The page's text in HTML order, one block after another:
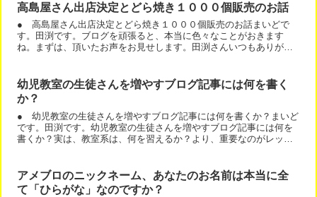
高島屋さん出店決定とどら焼き１０００個販売のお話
● 高島屋さん出店決定とどら焼き１０００個販売のお話まいどで
す。田渕です。ブログを頑張ると、本当に色々なことがおきます
ね。まずは、頂いたお声をお見せします。田渕さんいつもありがと
幼児教室の生徒さんを増やすブログ記事には何を書く
か？
● 幼児教室の生徒さんを増やすブログ記事には何を書くか？まいど
です。田渕です。幼児教室の生徒さんを増やすブログ記事には何を
書くか？実は、教室系は、何を習えるか？より、重要なのがレッス
アメブロのニックネーム、あなたのお名前は本当に全
て「ひらがな」なのですか？